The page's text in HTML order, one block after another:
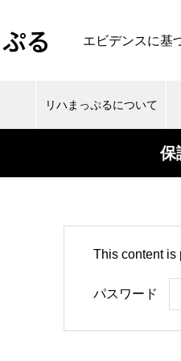
る エビデンスに基
リハまっぷるについて
肩
肩関節周囲炎のリハビリのエビ
エビデンスから考える大腿骨頚
部・転子部骨折の理学療法
保
This content is
パスワード